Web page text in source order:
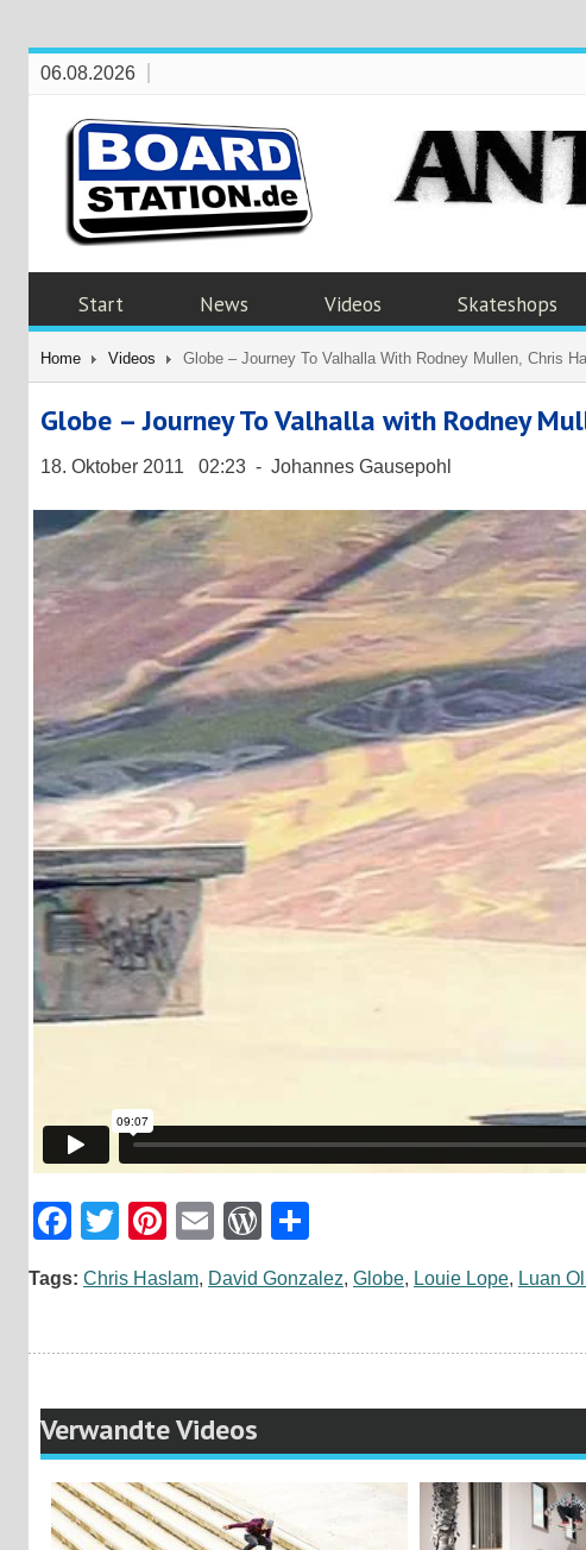
06.08.2026
Start News Videos Skateshops
Home Videos Globe – Journey To Valhalla With Rodney Mullen, Chris
Globe – Journey To Valhalla with Rodney
18. Oktober 2011 02:23 - Johannes Gausepohl
Facebook
TwitterPinterest
EmailWordPress
Tags: Chris Haslam, David Gonzalez, Globe, Louie Lope, Luan
Verwandte Videos